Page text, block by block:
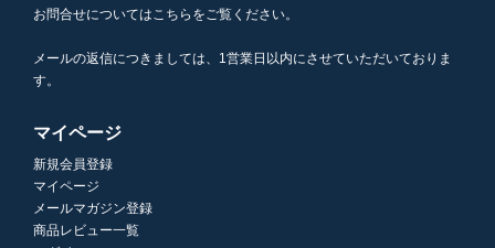
お問合せについてはこちらをご覧ください。
メールの返信につきましては、1営業日以内にさせていただいておりま
す。
マイページ
新規会員登録
マイページ
メールマガジン登録
商品レビュー一覧